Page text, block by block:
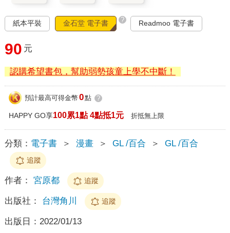
紙本平裝 金石堂 電子書 ? Readmoo 電子書
90 元
認購希望書包，幫助弱勢孩童上學不中斷！
預計最高可得金幣 0點 ?
HAPPY GO享100累1點 4點抵1元 折抵無上限
分類： 電子書 ＞ 漫畫 ＞ GL /百合 ＞ GL /百合
追蹤
作者： 宮原都 追蹤
出版社： 台灣角川 追蹤
出版日： 2022/01/13